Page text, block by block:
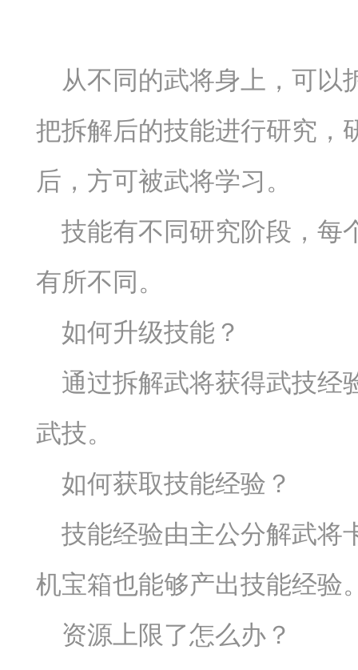
从不同的武将身上，可以
把拆解后的技能进行研究，
后，方可被武将学习。
技能有不同研究阶段，每
有所不同。
如何升级技能？
通过拆解武将获得武技经
武技。
如何获取技能经验？
技能经验由主公分解武将
机宝箱也能够产出技能经验
资源上限了怎么办？